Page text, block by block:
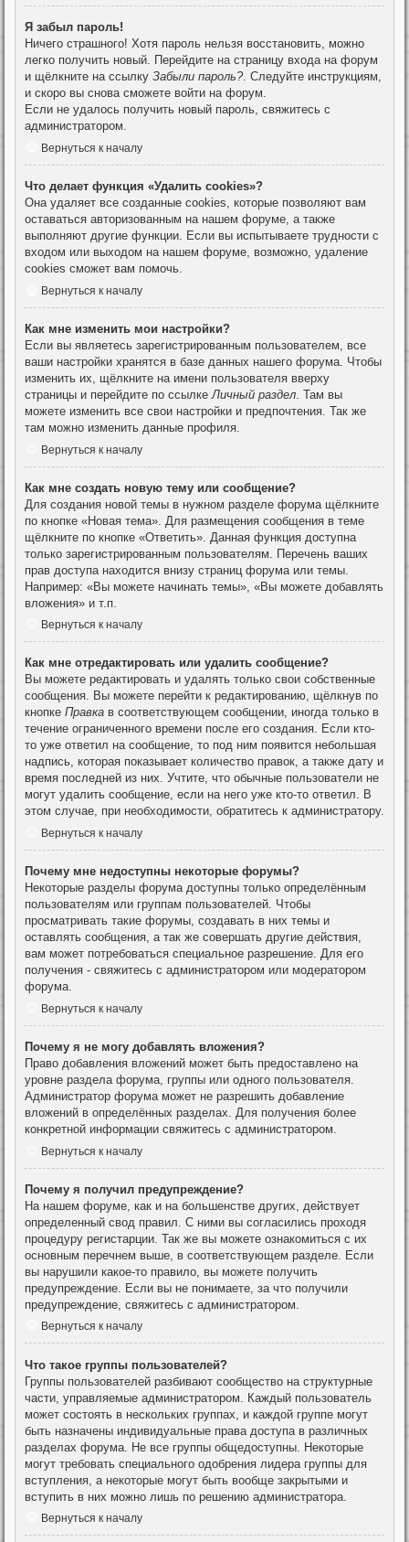
Я забыл пароль!
Ничего страшного! Хотя пароль нельзя восстановить, можно
легко получить новый. Перейдите на страницу входа на форум
и щёлкните на ссылку Забыли пароль?. Следуйте инструкциям,
и скоро вы снова сможете войти на форум.
Если не удалось получить новый пароль, свяжитесь с
администратором.
Вернуться к началу
Что делает функция «Удалить cookies»?
Она удаляет все созданные cookies, которые позволяют вам
оставаться авторизованным на нашем форуме, а также
выполняют другие функции. Если вы испытываете трудности с
входом или выходом на нашем форуме, возможно, удаление
cookies сможет вам помочь.
Вернуться к началу
Как мне изменить мои настройки?
Если вы являетесь зарегистрированным пользователем, все
ваши настройки хранятся в базе данных нашего форума. Чтобы
изменить их, щёлкните на имени пользователя вверху
страницы и перейдите по ссылке Личный раздел . Там вы
можете изменить все свои настройки и предпочтения. Так же
там можно изменить данные профиля.
Вернуться к началу
Как мне создать новую тему или сообщение?
Для создания новой темы в нужном разделе форума щёлкните
по кнопке «Новая тема». Для размещения сообщения в теме
щёлкните по кнопке «Ответить». Данная функция доступна
только зарегистрированным пользователям. Перечень ваших
прав доступа находится внизу страниц форума или темы.
Например: «Вы можете начинать темы», «Вы можете добавлять
вложения» и т.п.
Вернуться к началу
Как мне отредактировать или удалить сообщение?
Вы можете редактировать и удалять только свои собственные
сообщения. Вы можете перейти к редактированию, щёлкнув по
кнопке Правка в соответствующем сообщении, иногда только в
течение ограниченного времени после его создания. Если кто-
то уже ответил на сообщение, то под ним появится небольшая
надпись, которая показывает количество правок, а также дату и
время последней из них. Учтите, что обычные пользователи не
могут удалить сообщение, если на него уже кто-то ответил. В
этом случае, при необходимости, обратитесь к администратору.
Вернуться к началу
Почему мне недоступны некоторые форумы?
Некоторые разделы форума доступны только определённым
пользователям или группам пользователей. Чтобы
просматривать такие форумы, создавать в них темы и
оставлять сообщения, а так же совершать другие действия,
вам может потребоваться специальное разрешение. Для его
получения - свяжитесь с администратором или модератором
форума.
Вернуться к началу
Почему я не могу добавлять вложения?
Право добавления вложений может быть предоставлено на
уровне раздела форума, группы или одного пользователя.
Администратор форума может не разрешить добавление
вложений в определённых разделах. Для получения более
конкретной информации свяжитесь с администратором.
Вернуться к началу
Почему я получил предупреждение?
На нашем форуме, как и на большенстве других, действует
определенный свод правил. С ними вы согласились проходя
процедуру регистарции. Так же вы можете ознакомиться с их
основным перечнем выше, в соответствующем разделе. Если
вы нарушили какое-то правило, вы можете получить
предупреждение. Если вы не понимаете, за что получили
предупреждение, свяжитесь с администратором.
Вернуться к началу
Что такое группы пользователей?
Группы пользователей разбивают сообщество на структурные
части, управляемые администратором. Каждый пользователь
может состоять в нескольких группах, и каждой группе могут
быть назначены индивидуальные права доступа в различных
разделах форума. Не все группы общедоступны. Некоторые
могут требовать специального одобрения лидера группы для
вступления, а некоторые могут быть вообще закрытыми и
вступить в них можно лишь по решению администратора.
Вернуться к началу